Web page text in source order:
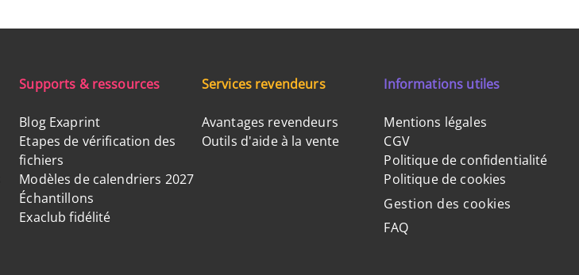
Supports & ressources
Blog Exaprint
Etapes de vérification des
fichiers
Modèles de calendriers 2027
Échantillons
Exaclub fidélité
Services revendeurs
Avantages revendeurs
Outils d'aide à la vente
Informations utiles
Mentions légales
CGV
Politique de confidentialité
Politique de cookies
Gestion des cookies
FAQ